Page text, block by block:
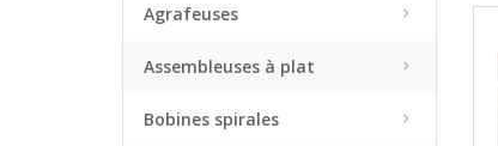
Agrafeuses
Assembleuses à plat
Bobines spirales